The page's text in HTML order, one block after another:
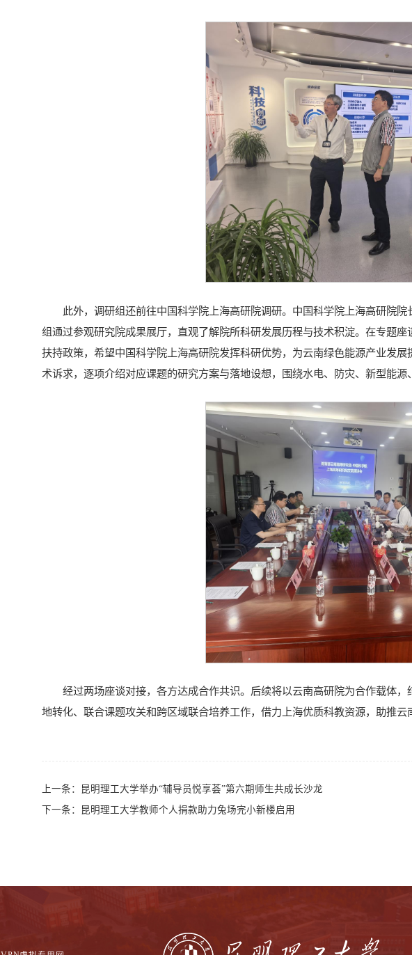
此外，调研组还前往中国科学院上海高研院调研。中国科学院上海高研院
组通过参观研究院成果展厅，直观了解院所科研发展历程与技术积淀。在专题
扶持政策，希望中国科学院上海高研院发挥科研优势，为云南绿色能源产业发
术诉求，逐项介绍对应课题的研究方案与落地设想，围绕水电、防灾、新型能源
经过两场座谈对接，各方达成合作共识。后续将以云南高研院为合作载体
地转化、联合课题攻关和跨区域联合培养工作，借力上海优质科教资源，助推云
上一条：
昆明理工大学举办“辅导员悦享荟”第六期师生共成长沙龙
下一条：
昆明理工大学教师个人捐款助力兔场完小新楼启用